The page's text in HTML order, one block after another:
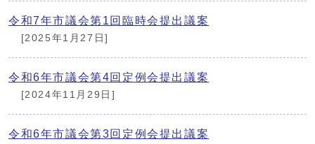
令和7年市議会第1回臨時会提出議案
[2025年1月27日]
令和6年市議会第4回定例会提出議案
[2024年11月29日]
令和6年市議会第3回定例会提出議案